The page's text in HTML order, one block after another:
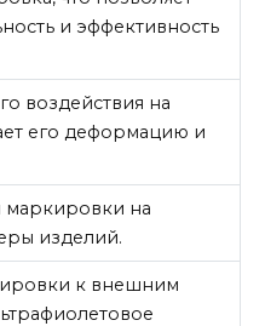
и эффективность
воздействия на
его деформацию и
маркировки на
изделий.
к внешним